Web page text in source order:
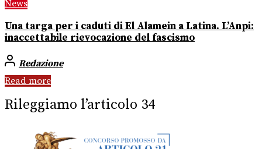
News
Una targa per i caduti di El Alamein a Latina. L’Anpi:
inaccettabile rievocazione del fascismo
Redazione
Read more
Rileggiamo l’articolo 34